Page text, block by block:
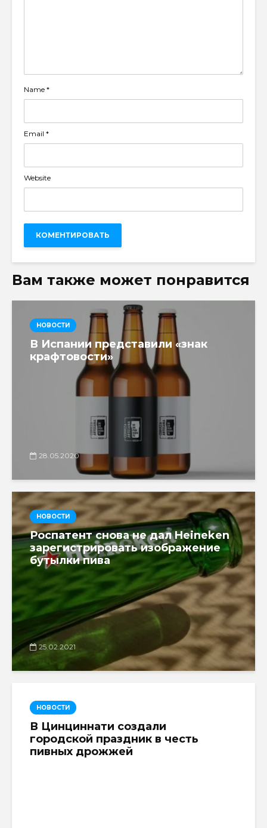
Name *
Email *
Website
Вам также может понравится
НОВОСТИ
В Испании представили «знак
крафтовости»
28.05.2020
НОВОСТИ
Роспатент снова не дал Heineken
зарегистрировать изображение
бутылки пива
25.02.2021
НОВОСТИ
В Цинциннати создали
городской праздник в честь
пивных дрожжей